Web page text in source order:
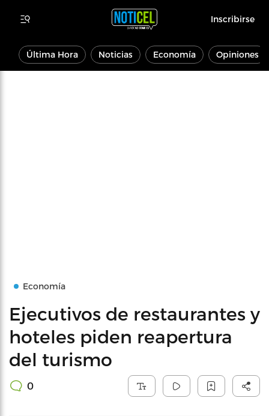
Inscribirse
Última Hora Noticias Economía Opiniones
Economía
Ejecutivos de restaurantes y
hoteles piden reapertura
del turismo
0